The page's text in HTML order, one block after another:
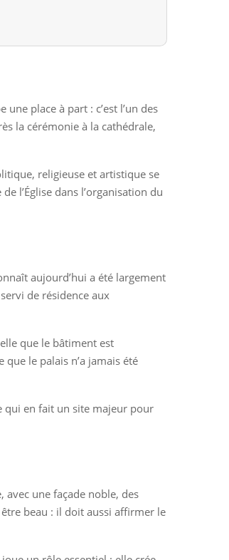
place à part : c’est l’un des
la cérémonie à la cathédrale,
religieuse et artistique se
l’Église dans l’organisation du
aujourd’hui a été largement
de résidence aux
que le bâtiment est
le palais n’a jamais été
qui en fait un site majeur pour
avec une façade noble, des
beau : il doit aussi affirmer le